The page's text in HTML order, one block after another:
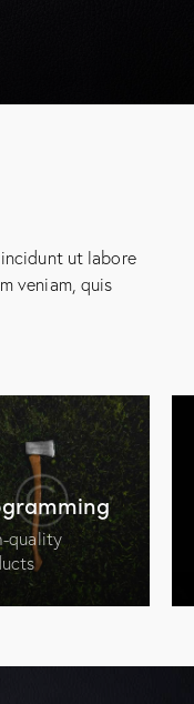
ut labore
veniam, quis
quality